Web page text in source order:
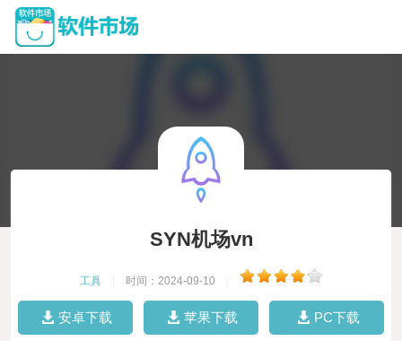
SYN机场vn
工具 时间：2024-09-10
安卓下载 苹果下载 PC下载